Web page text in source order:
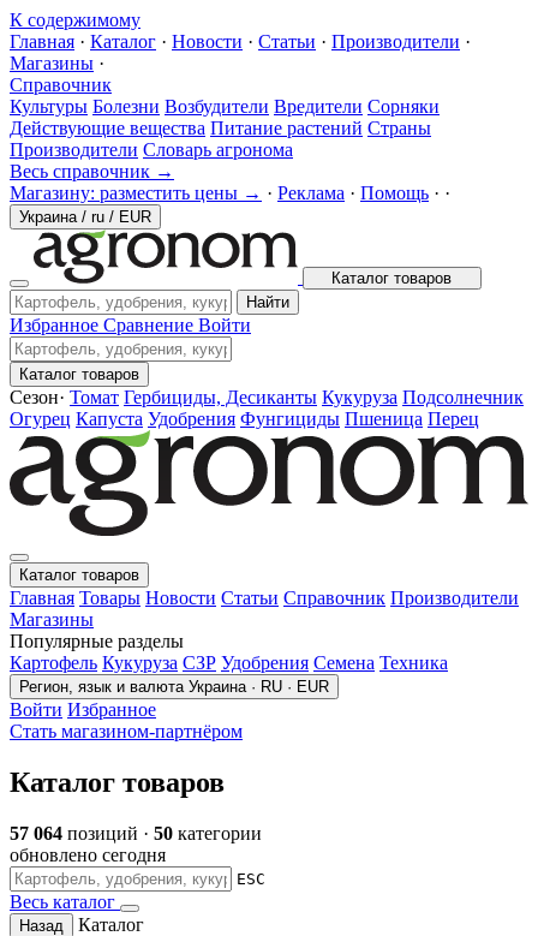
К содержимому
Главная · Каталог · Новости · Статьи · Производители ·
Магазины ·
Справочник
Культуры Болезни Возбудители Вредители Сорняки
Действующие вещества Питание растений Страны
Производители Словарь агронома
Весь справочник →
Магазину: разместить цены → · Реклама · Помощь · ·
Украина / ru / EUR
Каталог товаров
Найти
Избранное Сравнение Войти
Каталог товаров
Сезон· Томат Гербициды, Десиканты Кукуруза Подсолнечник
Огурец Капуста Удобрения Фунгициды Пшеница Перец
Каталог товаров
Главная Товары Новости Статьи Справочник Производители
Магазины
Популярные разделы
Картофель Кукуруза СЗР Удобрения Семена Техника
Регион, язык и валюта Украина · RU · EUR
Войти Избранное
Стать магазином-партнёром
Каталог товаров
57 064 позиций · 50 категории
обновлено сегодня
ESC
Весь каталог
Назад
Каталог